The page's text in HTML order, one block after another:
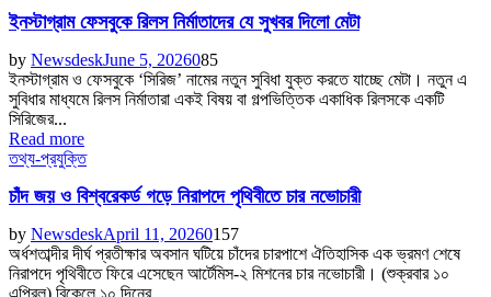
ইনস্টাগ্রাম ফেসবুকে রিলস নির্মাতাদের যে সুখবর দিলো মেটা
by NewsdeskJune 5, 2026085
ইনস্টাগ্রাম ও ফেসবুকে ‘সিরিজ’ নামের নতুন সুবিধা যুক্ত করতে যাচ্ছে মেটা। নতুন এ
সুবিধার মাধ্যমে রিলস নির্মাতারা একই বিষয় বা গল্পভিত্তিক একাধিক রিলসকে একটি
সিরিজের...
Read more
তথ্য-প্রযুক্তি
চাঁদ জয় ও বিশ্বরেকর্ড গড়ে নিরাপদে পৃথিবীতে চার নভোচারী
by NewsdeskApril 11, 20260157
অর্ধশতাব্দীর দীর্ঘ প্রতীক্ষার অবসান ঘটিয়ে চাঁদের চারপাশে ঐতিহাসিক এক ভ্রমণ শেষে
নিরাপদে পৃথিবীতে ফিরে এসেছেন আর্টেমিস-২ মিশনের চার নভোচারী। (শুক্রবার ১০